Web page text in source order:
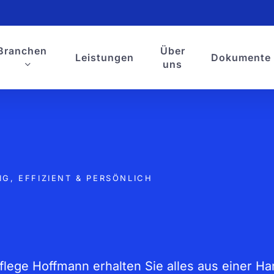
Leistungen
Über
uns
Dokumente
EFFIZIENT & PERSÖNLICH
Hoffmann erhalten Sie alles aus einer